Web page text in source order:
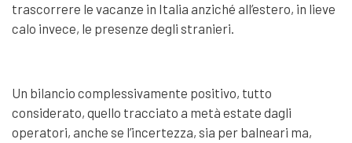
trascorrere le vacanze in Italia anziché all’estero, in lieve
calo invece, le presenze degli stranieri.
Un bilancio complessivamente positivo, tutto
considerato, quello tracciato a metà estate dagli
operatori, anche se l’incertezza, sia per balneari ma,